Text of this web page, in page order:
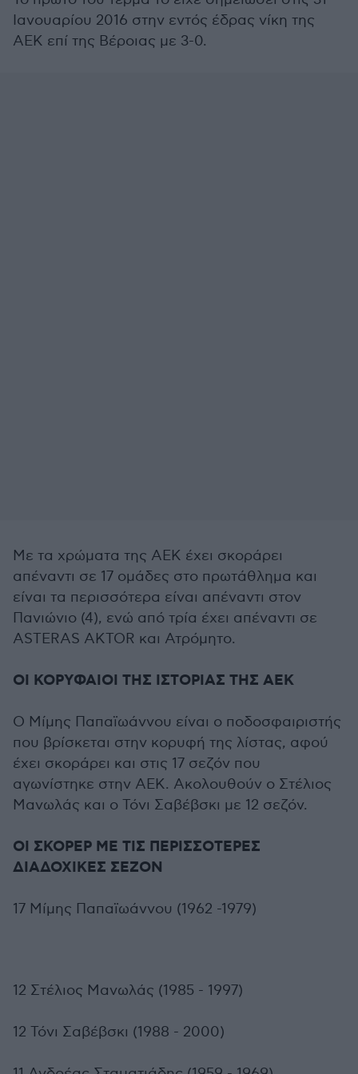
Ιανουαρίου 2016 στην εντός έδρας νίκη της
ΑΕΚ επί της Βέροιας με 3-0.
Με τα χρώματα της ΑΕΚ έχει σκοράρει
απέναντι σε 17 ομάδες στο πρωτάθλημα και
είναι τα περισσότερα είναι απέναντι στον
Πανιώνιο (4), ενώ από τρία έχει απέναντι σε
ASTERAS AKTOR και Ατρόμητο.
ΟΙ ΚΟΡΥΦΑΙΟΙ ΤΗΣ ΙΣΤΟΡΙΑΣ ΤΗΣ ΑΕΚ
Ο Μίμης Παπαϊωάννου είναι ο ποδοσφαιριστής
που βρίσκεται στην κορυφή της λίστας, αφού
έχει σκοράρει και στις 17 σεζόν που
αγωνίστηκε στην ΑΕΚ. Ακολουθούν ο Στέλιος
Μανωλάς και ο Τόνι Σαβέβσκι με 12 σεζόν.
ΟΙ ΣΚΟΡΕΡ ΜΕ ΤΙΣ ΠΕΡΙΣΣΟΤΕΡΕΣ
ΔΙΑΔΟΧΙΚΕΣ ΣΕΖΟΝ
17 Μίμης Παπαϊωάννου (1962 -1979)
12 Στέλιος Μανωλάς (1985 - 1997)
12 Τόνι Σαβέβσκι (1988 - 2000)